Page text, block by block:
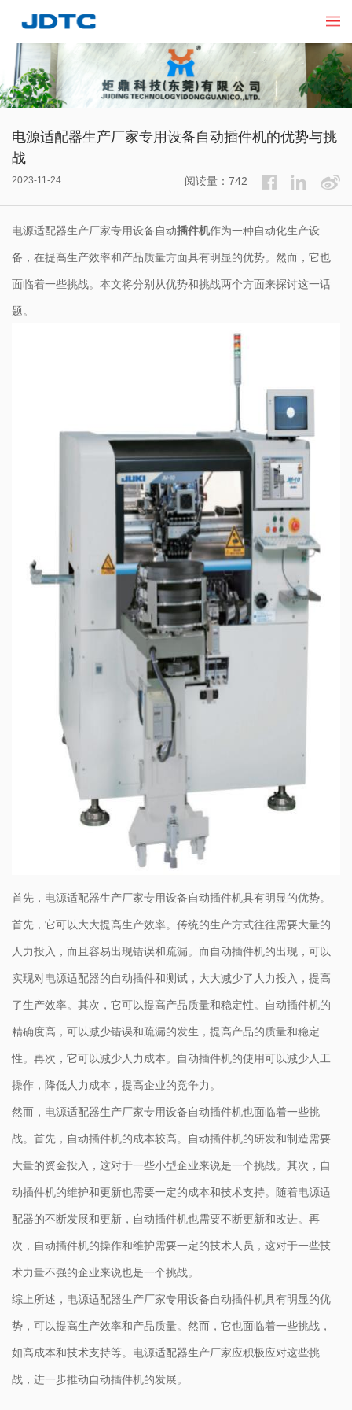
电源适配器生产厂家专用设备自动插件机的优势与挑
战
2023-11-24 阅读量：742
电源适配器生产厂家专用设备自动插件机作为一种自动化生产设
备，在提高生产效率和产品质量方面具有明显的优势。然而，它也
面临着一些挑战。本文将分别从优势和挑战两个方面来探讨这一话
题。
首先，电源适配器生产厂家专用设备自动插件机具有明显的优势。
首先，它可以大大提高生产效率。传统的生产方式往往需要大量的
人力投入，而且容易出现错误和疏漏。而自动插件机的出现，可以
实现对电源适配器的自动插件和测试，大大减少了人力投入，提高
了生产效率。其次，它可以提高产品质量和稳定性。自动插件机的
精确度高，可以减少错误和疏漏的发生，提高产品的质量和稳定
性。再次，它可以减少人力成本。自动插件机的使用可以减少人工
操作，降低人力成本，提高企业的竞争力。
然而，电源适配器生产厂家专用设备自动插件机也面临着一些挑
战。首先，自动插件机的成本较高。自动插件机的研发和制造需要
大量的资金投入，这对于一些小型企业来说是一个挑战。其次，自
动插件机的维护和更新也需要一定的成本和技术支持。随着电源适
配器的不断发展和更新，自动插件机也需要不断更新和改进。再
次，自动插件机的操作和维护需要一定的技术人员，这对于一些技
术力量不强的企业来说也是一个挑战。
综上所述，电源适配器生产厂家专用设备自动插件机具有明显的优
势，可以提高生产效率和产品质量。然而，它也面临着一些挑战，
如高成本和技术支持等。电源适配器生产厂家应积极应对这些挑
战，进一步推动自动插件机的发展。